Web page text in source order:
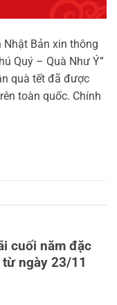
Nhật Bản xin thông
Quý – Quà Như Ý”
quà tết đã được
toàn quốc. Chính
cuối năm đặc
ngày 23/11